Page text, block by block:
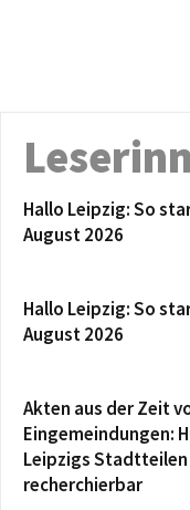
Hallo Leipzig: So
August 2026
Hallo Leipzig: So
August 2026
Akten aus der Zeit
Eingemeindungen:
Leipzigs
recherchierbar